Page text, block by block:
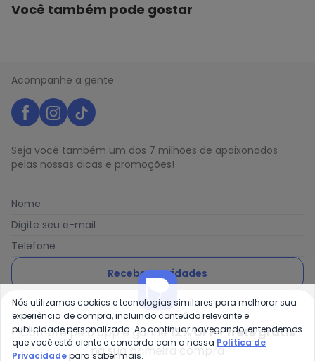
Você também pode gostar
Acompanhe a gente
Seja você também um dos 7 milhões de apaixonados
pelas nossas dicas e promoções!
Nome
Digite seu e-mail
Telefone
Receber novidades
Ao enviar o cadastro, você concorda com a nossa Política
de Privacidade
Compre pelo app e ganhe12% OFF + frete grátis
na sua primeira compra
Nós utilizamos cookies e tecnologias similares para melhorar sua
experiência de compra, incluindo conteúdo relevante e
publicidade personalizada. Ao continuar navegando, entendemos
que você está ciente e concorda com a nossa Política de
Privacidadepara saber mais.